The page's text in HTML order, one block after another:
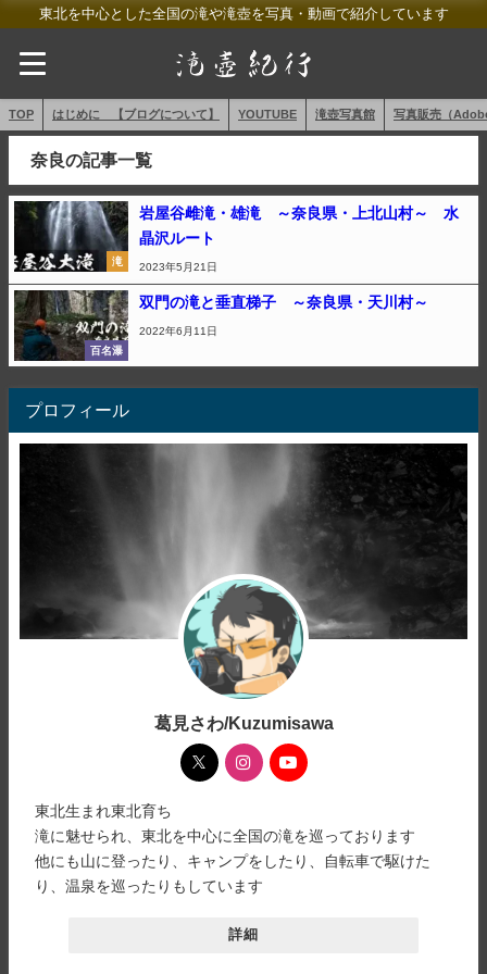
東北を中心とした全国の滝や滝壺を写真・動画で紹介しています
TOP はじめに 【ブログについて】 YOUTUBE 滝壺写真館 写真販売（
奈良の記事一覧
滝
岩屋谷雌滝・雄滝 ～奈良県・上北山村～ 水
晶沢ルート
2023年5月21日
百名瀑
双門の滝と垂直梯子 ～奈良県・天川村～
2022年6月11日
プロフィール
葛見さわ/Kuzumisawa
東北生まれ東北育ち
滝に魅せられ、東北を中心に全国の滝を巡っております
他にも山に登ったり、キャンプをしたり、自転車で駆けた
り、温泉を巡ったりもしています
詳細